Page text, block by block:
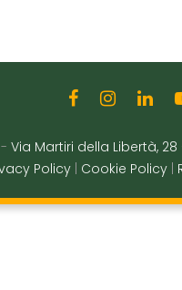
- Via Martiri della Libertà, 28
Policy
Cookie Policy